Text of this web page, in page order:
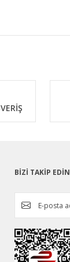
BİZİ TAKİP EDİN